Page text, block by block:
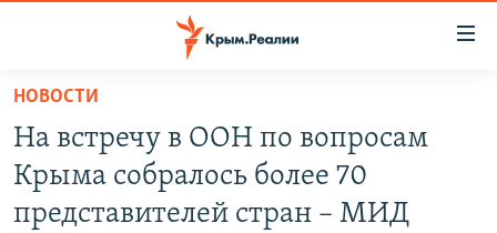
Вернуться
основному
содержанию
Вернутся
СПЕЦПРОЕКТЫ
ВОДА
НОВОСТИ
На встречу в ООН по вопросам
Крыма собралось более 70
представителей стран – МИД